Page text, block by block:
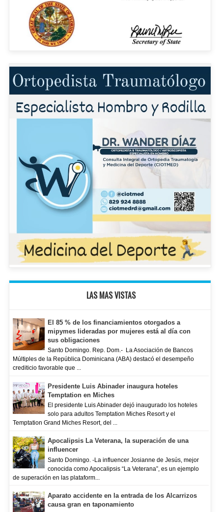
LAS MAS VISTAS
El 85 % de los financiamientos otorgados a
mipymes lideradas por mujeres está al día con
sus obligaciones
Santo Domingo. Rep. Dom.- La Asociación de Bancos
Múltiples de la República Dominicana (ABA) destacó el desempeño
crediticio favorable que ...
Presidente Luis Abinader inaugura hoteles
Temptation en Miches
El presidente Luis Abinader dejó inaugurado los hoteles
solo para adultos Temptation Miches Resort y el
Temptation Grand Miches Resort, del ...
Apocalipsis La Veterana, la superación de una
influencer
Santo Domingo. -La influencer Josianne de Jesús, mejor
conocida como Apocalipsis “La Veterana”, es un ejemplo
de superación en las plataform...
Aparato accidente en la entrada de los Alcarrizos
causa gran en taponamiento